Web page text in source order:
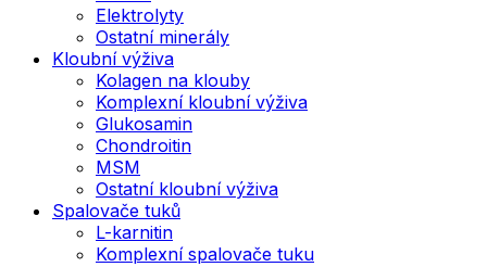
Elektrolyty
Ostatní minerály
Kloubní výživa
Kolagen na klouby
Komplexní kloubní výživa
Glukosamin
Chondroitin
MSM
Ostatní kloubní výživa
Spalovače tuků
L-karnitin
Komplexní spalovače tuku